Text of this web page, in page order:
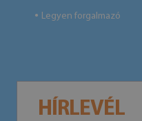
● Legyen forgalmazó
HÍRLEVÉL